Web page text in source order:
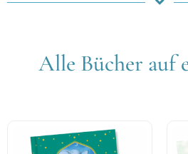
Alle Bücher auf